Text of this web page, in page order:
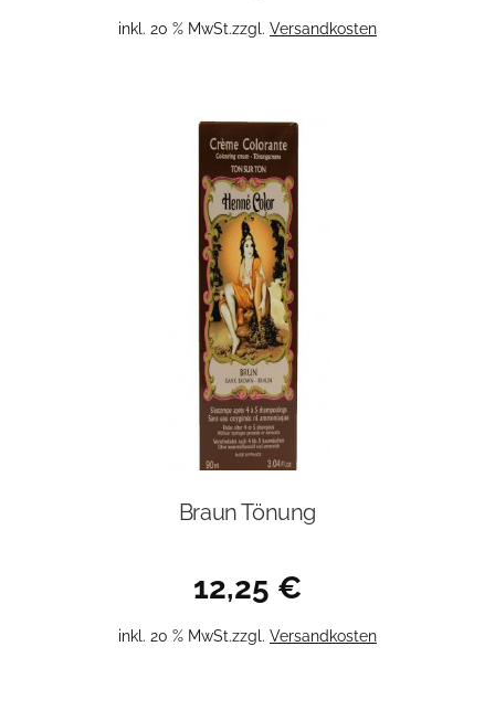
inkl. 20 % MwSt.zzgl. Versandkosten
Braun Tönung
12,25 €
inkl. 20 % MwSt.zzgl. Versandkosten